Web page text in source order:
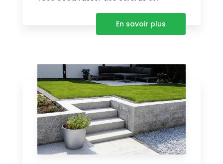
En savoir plus